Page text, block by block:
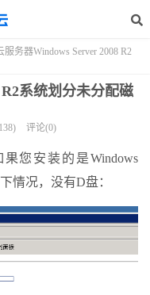
服务器Windows Server 2008 R2
系统划分未分配磁
评论(0)
您安装的是Windows
情况，没有D盘：